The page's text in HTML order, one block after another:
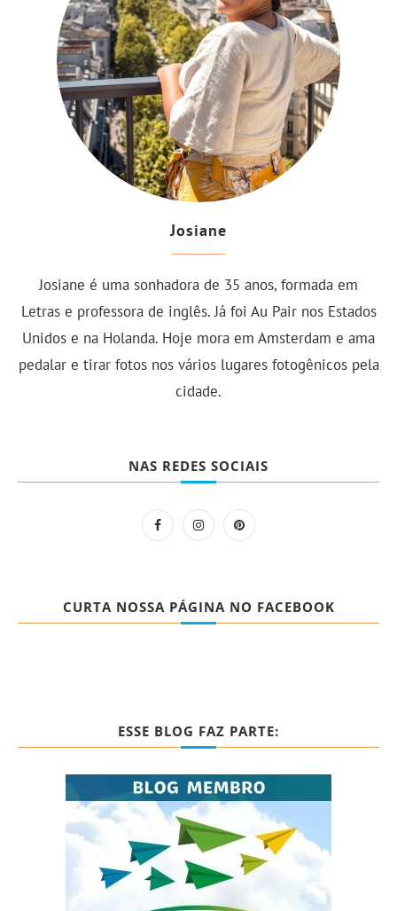
Josiane
Josiane é uma sonhadora de 35 anos, formada em
Letras e professora de inglês. Já foi Au Pair nos Estados
Unidos e na Holanda. Hoje mora em Amsterdam e ama
pedalar e tirar fotos nos vários lugares fotogênicos pela
cidade.
NAS REDES SOCIAIS
CURTA NOSSA PÁGINA NO FACEBOOK
ESSE BLOG FAZ PARTE: